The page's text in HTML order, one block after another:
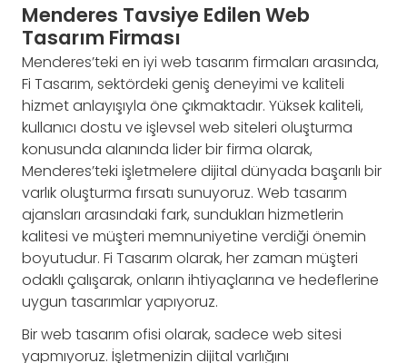
Menderes Tavsiye Edilen Web
Tasarım Firması
Menderes’teki en iyi web tasarım firmaları arasında,
Fi Tasarım, sektördeki geniş deneyimi ve kaliteli
hizmet anlayışıyla öne çıkmaktadır. Yüksek kaliteli,
kullanıcı dostu ve işlevsel web siteleri oluşturma
konusunda alanında lider bir firma olarak,
Menderes’teki işletmelere dijital dünyada başarılı bir
varlık oluşturma fırsatı sunuyoruz. Web tasarım
ajansları arasındaki fark, sundukları hizmetlerin
kalitesi ve müşteri memnuniyetine verdiği önemin
boyutudur. Fi Tasarım olarak, her zaman müşteri
odaklı çalışarak, onların ihtiyaçlarına ve hedeflerine
uygun tasarımlar yapıyoruz.
Bir web tasarım ofisi olarak, sadece web sitesi
yapmıyoruz. İşletmenizin dijital varlığını